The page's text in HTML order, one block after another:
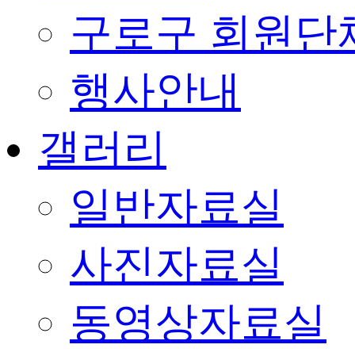
구로구 회원단
행사안내
갤러리
일반자료실
사진자료실
동영상자료실